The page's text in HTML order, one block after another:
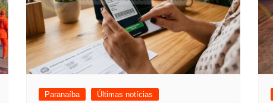
Paranaíba Últimas notícias